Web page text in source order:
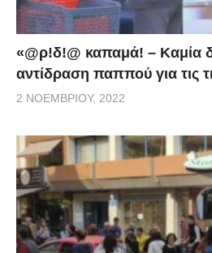
«@ρ!δ!@ καπαμά! – Καμία
αντίδραση παππού για τις
2 ΝΟΕΜΒΡΊΟΥ, 2022